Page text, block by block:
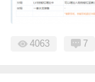
4063 7